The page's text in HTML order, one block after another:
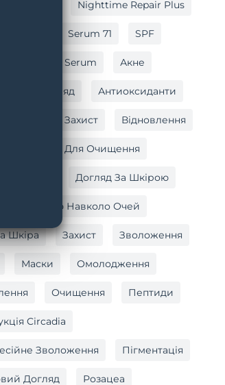
Nighttime Repair Plus
Serum 71 SPF
C Reversal Serum Акне
Догляд Антиоксиданти
Захист Відновлення
Гель Для Очищення
Догляд За Шкірою
За Шкірою Навколо Очей
Шкіра Захист Зволоження
Маски Омолодження
Очищення Пептиди
Circadia
Зволоження Пігментація
Догляд Розацеа